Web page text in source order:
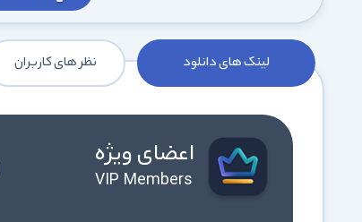
لینک های دانلود نظر های کاربران
اعضای ویژه
VIP Members